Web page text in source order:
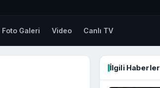
Foto Galeri Video Canlı TV
İlgili Haberler